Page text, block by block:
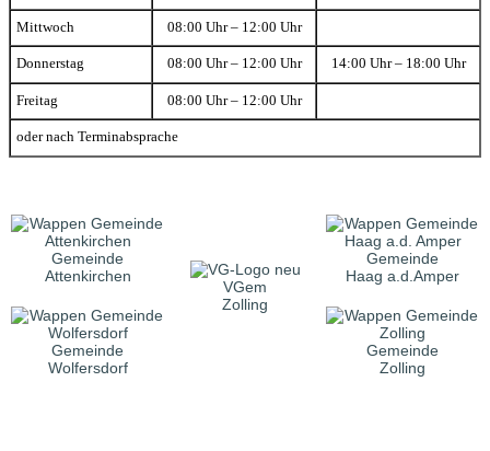
Mittwoch 08:00 Uhr – 12:00 Uhr
Donnerstag 08:00 Uhr – 12:00 Uhr 14:00 Uhr – 18:00 Uhr
Freitag 08:00 Uhr – 12:00 Uhr
oder nach Terminabsprache
Gemeinde
Attenkirchen
VGem
Zolling
Gemeinde
Haag a.d.Amper
Gemeinde
Wolfersdorf
Gemeinde
Zolling